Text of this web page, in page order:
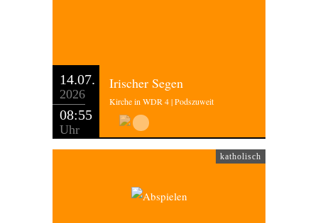
14.07.
2026
08:55
Uhr
Irischer Segen
Kirche in WDR 4 | Podszuweit
katholisch